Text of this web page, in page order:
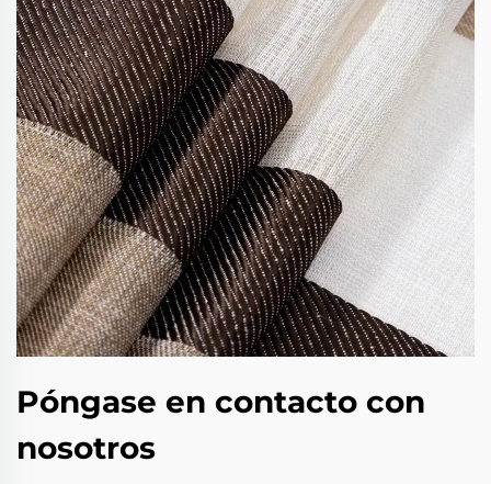
Póngase en contacto con
nosotros